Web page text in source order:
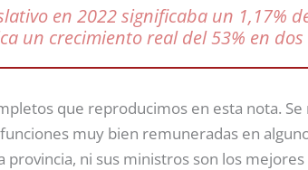
en 2022 significaba un 1,17%
un crecimiento real del 53% en dos
que reproducimos en esta nota.
muy bien remuneradas en
ni sus ministros son los